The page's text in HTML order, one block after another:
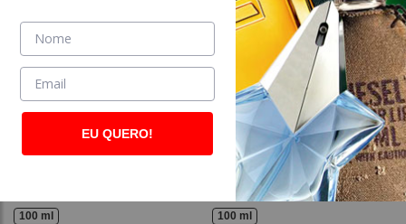
Prada
100 ml
Jacques Bogart
One Man Show Masculino Eau de
Toilette - Jacques Bogart
100 ml
EU QUERO!